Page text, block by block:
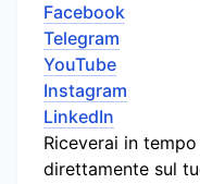
Facebook
Telegram
YouTube
Instagram
LinkedIn
Riceverai in
direttamente sul